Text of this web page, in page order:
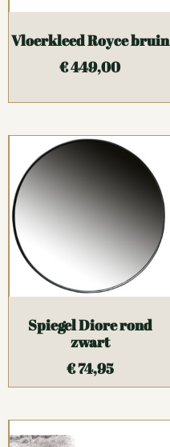
Vloerkleed Royce bruin
€449,00
Spiegel Diore rond
zwart
€74,95